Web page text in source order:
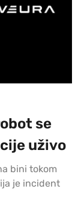
se
uživo
bini tokom
je incident